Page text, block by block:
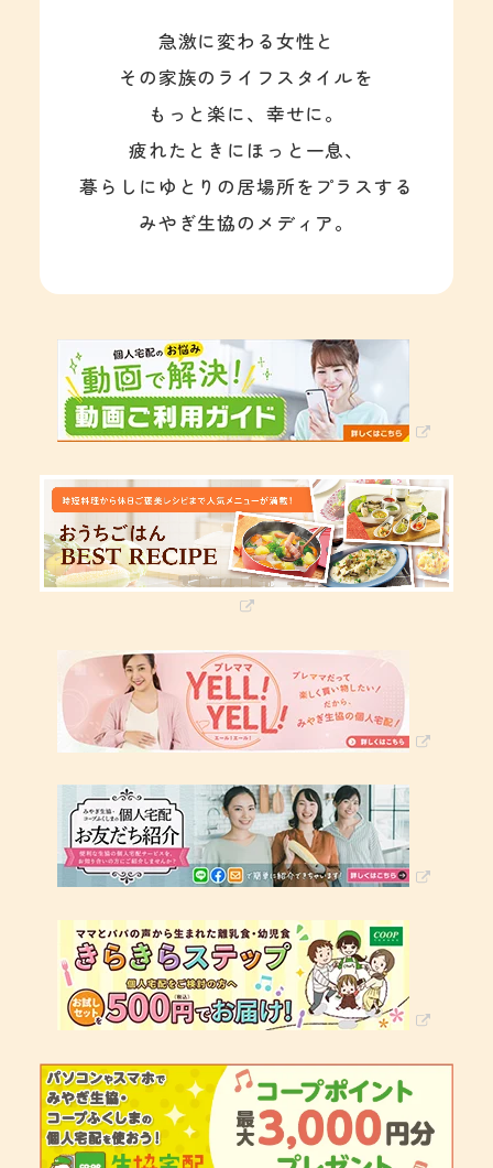
急激に変わる女性と
その家族のライフスタイルを
もっと楽に、幸せに。
疲れたときにほっと一息、
暮らしにゆとりの居場所をプラスする
みやぎ生協のメディア。